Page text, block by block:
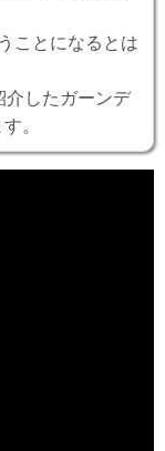
ことになるとは
介したガーンデ
。